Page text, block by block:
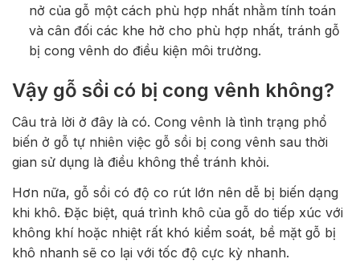
nở của gỗ một cách phù hợp nhất nhằm tính toán
và cân đối các khe hở cho phù hợp nhất, tránh gỗ
bị cong vênh do điều kiện môi trường.
Vậy gỗ sồi có bị cong vênh không?
Câu trả lời ở đây là có. Cong vênh là tình trạng phổ
biến ở gỗ tự nhiên việc gỗ sồi bị cong vênh sau thời
gian sử dụng là điều không thể tránh khỏi.
Hơn nữa, gỗ sồi có độ co rút lớn nên dễ bị biến dạng
khi khô. Đặc biệt, quá trình khô của gỗ do tiếp xúc với
không khí hoặc nhiệt rất khó kiểm soát, bề mặt gỗ bị
khô nhanh sẽ co lại với tốc độ cực kỳ nhanh.